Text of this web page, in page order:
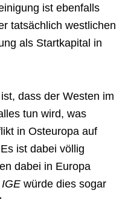
ist ebenfalls
tatsächlich westlichen
als Startkapital in
dass der Westen im
tun wird, was
in Osteuropa auf
ist dabei völlig
dabei in Europa
IGE würde dies sogar